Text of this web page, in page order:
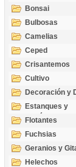
Rododendros
Bonsai
Bulbosas
Camelias
Ceped
Crisantemos
Cultivo
Decoración y
Estanques y
Acuáticas
Flotantes
Fuchsias
Geranios y
Helechos